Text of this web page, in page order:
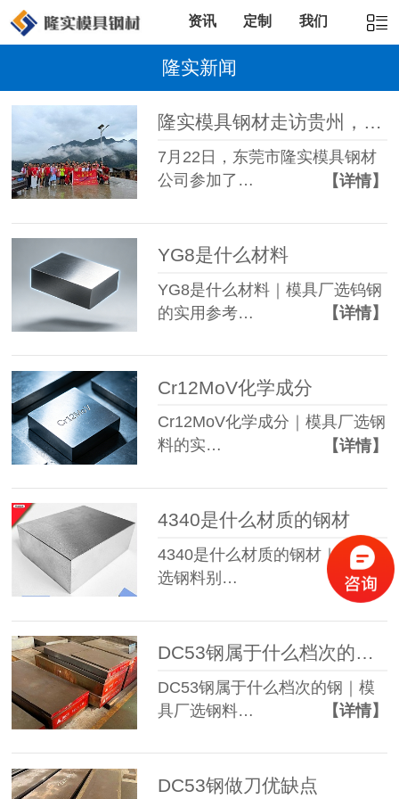
资讯 定制 我们
隆实新闻
隆实模具钢材走访贵州，说不出的感动，
7月22日，东莞市隆实模具钢材
公司参加了…
【详情】
YG8是什么材料
YG8是什么材料｜模具厂选钨钢
的实用参考…
【详情】
Cr12MoV化学成分
Cr12MoV化学成分｜模具厂选钢
料的实…
【详情】
4340是什么材质的钢材
4340是什么材质的钢材｜模具厂
选钢料别…
【详情】
DC53钢属于什么档次的钢材
DC53钢属于什么档次的钢｜模
具厂选钢料…
【详情】
DC53钢做刀优缺点